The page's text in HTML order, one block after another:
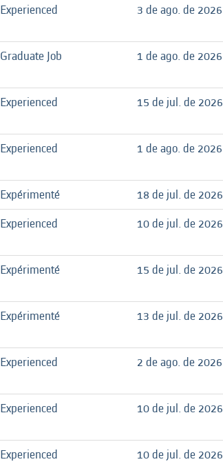
Experienced 3 de ago. de 2026
Graduate Job 1 de ago. de 2026
Experienced 15 de jul. de 2026
Experienced 1 de ago. de 2026
Expérimenté
18 de jul. de 2026
Experienced 10 de jul. de 2026
Expérimenté 15 de jul. de 2026
Expérimenté 13 de jul. de 2026
Experienced 2 de ago. de 2026
Experienced 10 de jul. de 2026
Experienced 10 de jul. de 2026